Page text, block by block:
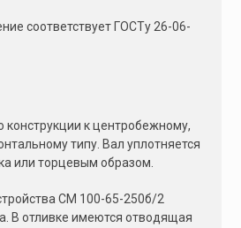
соответствует ГОСТу 26-06-
конструкции к центробежному,
типу. Вал уплотняется
или торцевым образом.
СМ 100-65-250б/2
В отливке имеются отводящая